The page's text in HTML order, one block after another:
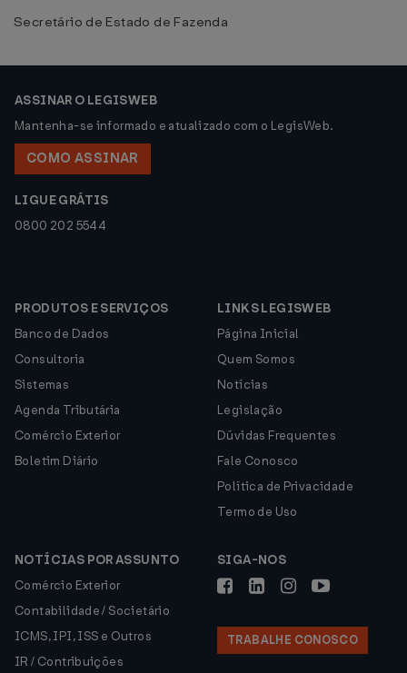
Secretário de Estado de Fazenda
ASSINAR O LEGISWEB
Mantenha-se informado e atualizado com o LegisWeb.
COMO ASSINAR
LIGUE GRÁTIS
0800 202 5544
PRODUTOS E SERVIÇOS
Banco de Dados
Consultoria
Sistemas
Agenda Tributária
Comércio Exterior
Boletim Diário
LINKS LEGISWEB
Página Inicial
Quem Somos
Notícias
Legislação
Dúvidas Frequentes
Fale Conosco
Política de Privacidade
Termo de Uso
NOTÍCIAS POR ASSUNTO
Comércio Exterior
Contabilidade / Societário
ICMS, IPI, ISS e Outros
IR / Contribuições
SIGA-NOS
TRABALHE CONOSCO